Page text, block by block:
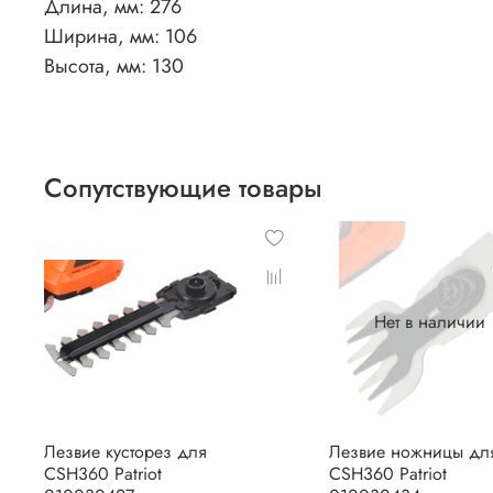
Длина, мм: 276
Ширина, мм: 106
Высота, мм: 130
Сопутствующие товары
Лезвие кусторез для
CSH360 Patriot
Нет в наличии
Лезвие ножницы
CSH360 Patriot